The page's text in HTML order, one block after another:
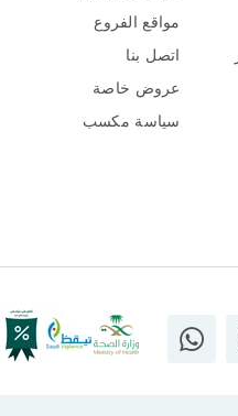
مواقع الفروع
اتصل بنا
عروض خاصة
سياسة مكسب